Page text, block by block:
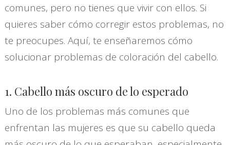
comunes, pero no tienes que vivir con ellos. Si
quieres saber cómo corregir estos problemas, no
te preocupes. Aquí, te enseñaremos cómo
solucionar problemas de coloración del cabello.
1. Cabello más oscuro de lo esperado
Uno de los problemas más comunes que
enfrentan las mujeres es que su cabello queda